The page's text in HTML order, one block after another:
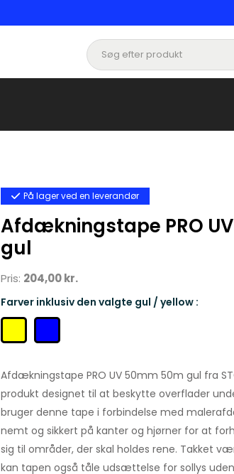
På lager ved en leverandør
Afdækningstape PRO
gul
Pris: 204,00 kr.
Farver inklusiv den valgte gul / yellow :
Afdækningstape PRO UV 50mm 50m gul fra
produkt designet til at beskytte overflader
bruger denne tape i forbindelse med
nemt og sikkert på kanter og hjørner for at
sig til områder, der skal holdes rene. Takket
kan tapen også tåle udsættelse for sollys